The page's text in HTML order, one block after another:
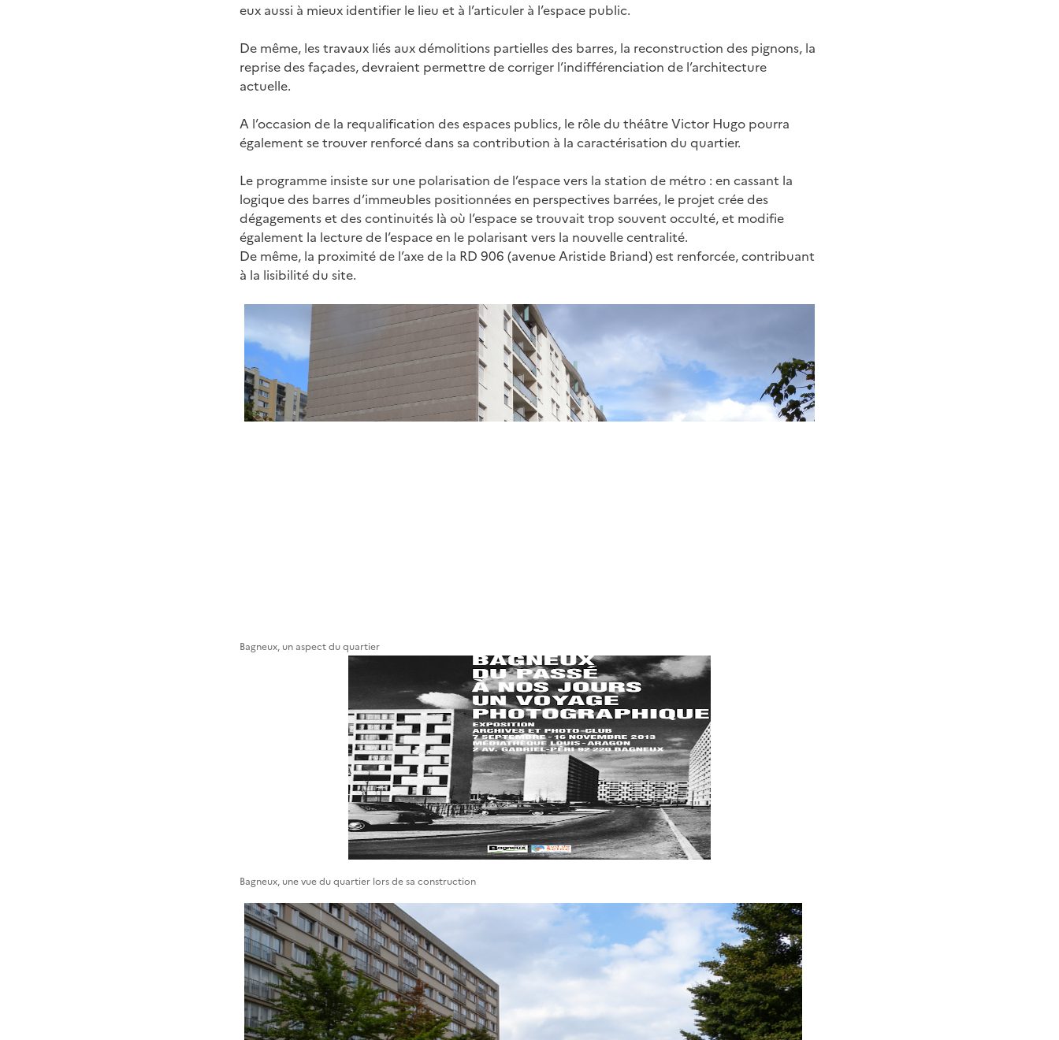
eux aussi à mieux identifier le lieu et à l’articuler à l’espace public.
De même, les travaux liés aux démolitions partielles des barres, la reconstruction des pignons, la
reprise des façades, devraient permettre de corriger l’indifférenciation de l’architecture
actuelle.
A l’occasion de la requalification des espaces publics, le rôle du théâtre Victor Hugo pourra
également se trouver renforcé dans sa contribution à la caractérisation du quartier.
Le programme insiste sur une polarisation de l’espace vers la station de métro : en cassant la
logique des barres d’immeubles positionnées en perspectives barrées, le projet crée des
dégagements et des continuités là où l’espace se trouvait trop souvent occulté, et modifie
également la lecture de l’espace en le polarisant vers la nouvelle centralité.
De même, la proximité de l’axe de la RD 906 (avenue Aristide Briand) est renforcée, contribuant
à la lisibilité du site.
Bagneux, un aspect du quartier
Bagneux, une vue du quartier lors de sa construction